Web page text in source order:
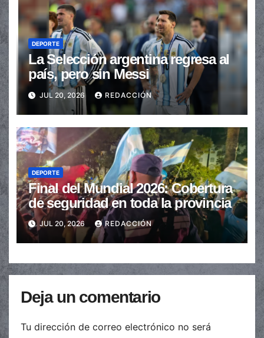
DEPORTE
La Selección argentina regresa al
país, pero sin Messi
JUL 20, 2026 REDACCIÓN
DEPORTE
Final del Mundial 2026: Cobertura
de seguridad en toda la provincia
JUL 20, 2026 REDACCIÓN
Deja un comentario
Tu dirección de correo electrónico no será